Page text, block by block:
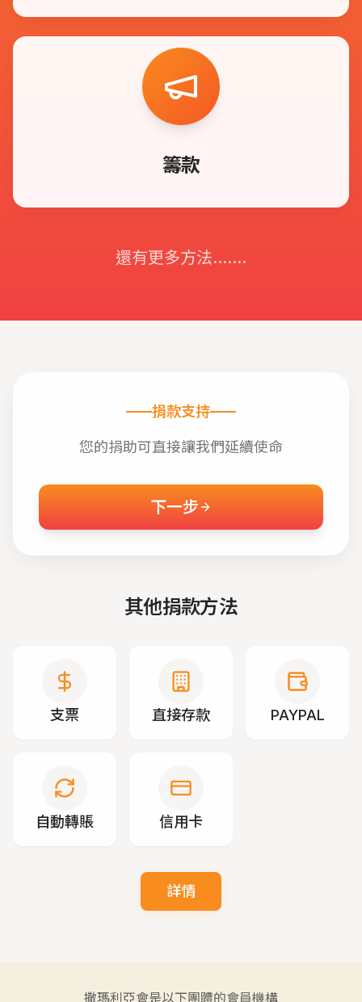
籌款
還有更多方法.......
捐款支持
您的捐助可直接讓我們延續使命
下一步
其他捐款方法
支票 直接存款 PAYPAL
自動轉賬 信用卡
詳情
撒瑪利亞會是以下團體的會員機構